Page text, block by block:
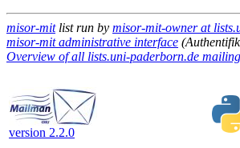
misor-mitlist run by misor-mit-owner at
misor-mit administrative interface
Overview of all lists.uni-paderborn.de
version 2.2.0